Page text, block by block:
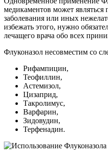
медикаментов может
заболевания или иных
избежать этого, нужно
лечащего врача обо всех
Флуконазол несовместим со
Рифампицин,
Теофиллин,
Астемизол,
Цизаприд,
Такролимус,
Варфарин,
Зидовудин,
Терфенадин.